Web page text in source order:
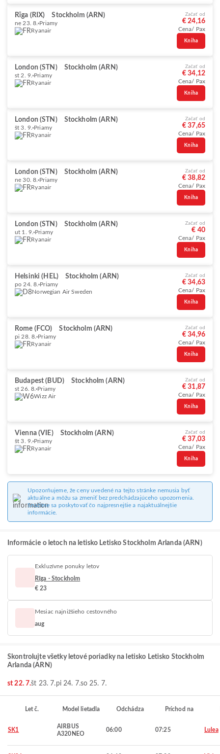
Rīga (RIX) Stockholm (ARN)
ne 23. 8. Priamy
Ryanair
Začať od
€ 24,16
Cena/ Pax
Kniha
London (STN) Stockholm (ARN)
st 2. 9. Priamy
Ryanair
Začať od
€ 34,12
Cena/ Pax
Kniha
London (STN) Stockholm (ARN)
št 3. 9. Priamy
Ryanair
Začať od
€ 37,65
Cena/ Pax
Kniha
London (STN) Stockholm (ARN)
ne 30. 8. Priamy
Ryanair
Začať od
€ 38,82
Cena/ Pax
Kniha
London (STN) Stockholm (ARN)
ut 1. 9. Priamy
Ryanair
Začať od
€ 40
Cena/ Pax
Kniha
Helsinki (HEL) Stockholm (ARN)
po 24. 8. Priamy
Norwegian Air Sweden
Začať od
€ 34,63
Cena/ Pax
Kniha
Rome (FCO) Stockholm (ARN)
pi 28. 8. Priamy
Ryanair
Začať od
€ 34,96
Cena/ Pax
Kniha
Budapest (BUD) Stockholm (ARN)
st 26. 8. Priamy
Wizz Air
Začať od
€ 31,87
Cena/ Pax
Kniha
Vienna (VIE) Stockholm (ARN)
št 3. 9. Priamy
Ryanair
Začať od
€ 37,03
Cena/ Pax
Kniha
Upozorňujeme, že ceny uvedené na tejto stránke nemusia byť
aktuálne a môžu sa zmeniť bez predchádzajúceho upozornenia.
Snažíme sa poskytovať čo najpresnejšie a najaktuálnejšie
informácie.
Informácie o letoch na letisko Letisko Stockholm Arlanda (ARN)
Exkluzívne ponuky letov
Rīga - Stockholm
€ 23
Mesiac najnižšieho cestovného
aug
Skontrolujte všetky letové poriadky na letisko Letisko Stockholm
Arlanda (ARN)
st 22. 7.št 23. 7.pi 24. 7.so 25. 7.
Let č. Model lietadla Odchádza Príchod na
SK1
AIRBUS
A320NEO
06:00 07:25 Lulea